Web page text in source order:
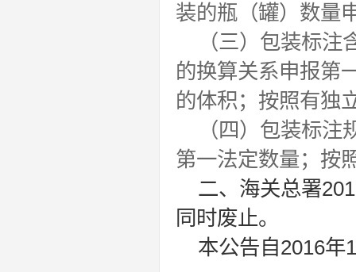
装的瓶（罐）数量
（三）包装标
的换算关系申报第
的体积；按照有独
（四）包装标注
第一法定数量；按
二、海关总署
同时废止。
本公告自2016年